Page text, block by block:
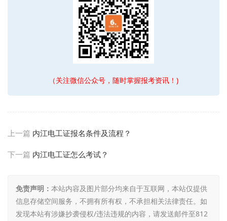
（关注微信公众号，随时掌握报考资讯！)
上一篇 内江电工证报名条件及流程？
下一篇 内江电工证怎么考试？
免责声明： 本站内容及图片部分均来自于互联网，本站仅提供
信息存储空间服务，不拥有所有权，不承担相关法律责任。如
发现本站有涉嫌抄袭侵权/违法违规的内容，请发送邮件至812